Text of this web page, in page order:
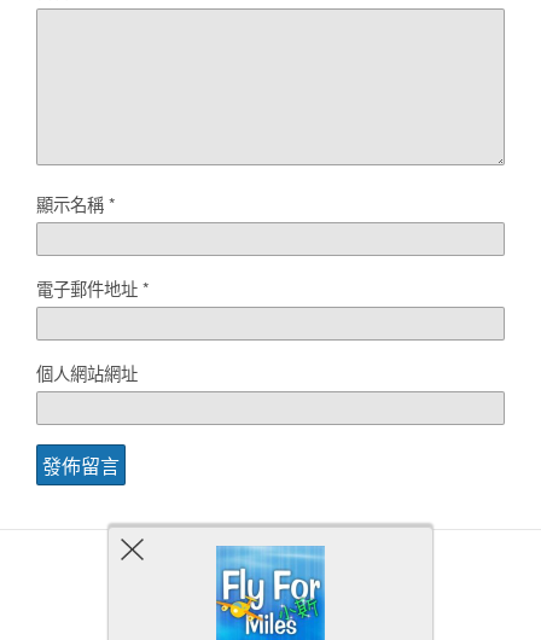
顯示名稱*
電子郵件地址*
個人網站網址
Back to top